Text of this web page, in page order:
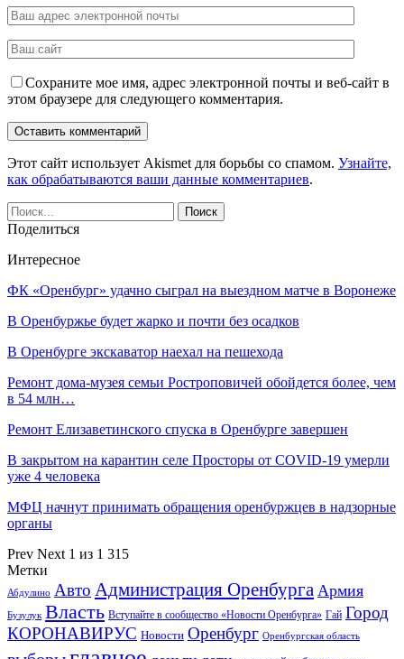
Сохраните мое имя, адрес электронной почты и веб-сайт в
этом браузере для следующего комментария.
Этот сайт использует Akismet для борьбы со спамом. Узнайте,
как обрабатываются ваши данные комментариев.
Поделиться
Интересное
ФК «Оренбург» удачно сыграл на выездном матче в Воронеже
В Оренбуржье будет жарко и почти без осадков
В Оренбурге экскаватор наехал на пешехода
Ремонт дома-музея семьи Ростроповичей обойдется более, чем
в 54 млн…
Ремонт Елизаветинского спуска в Оренбурге завершен
В закрытом на карантин селе Просторы от COVID-19 умерли
уже 4 человека
МФЦ начнут принимать обращения оренбуржцев в надзорные
органы
Prev Next 1 из 1 315
Метки
Абдулино Авто Администрация Оренбурга Армия
Бузулук Власть Вступайте в сообщество «Новости Оренбурга» Гай Город
КОРОНАВИРУС Новости Оренбург Оренбургская область